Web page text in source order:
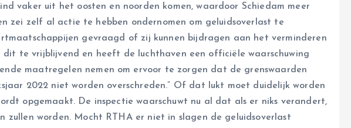
vaker uit het oosten en noorden komen, waardoor Schiedam meer
zei zelf al actie te hebben ondernomen om geluidsoverlast te
gevraagd of zij kunnen bijdragen aan het verminderen
te vrijblijvend en heeft de luchthaven een officiële waarschuwing
maatregelen nemen om ervoor te zorgen dat de grenswaarden
2022 niet worden overschreden.” Of dat lukt moet duidelijk worden
opgemaakt. De inspectie waarschuwt nu al dat als er niks verandert,
zullen worden. Mocht RTHA er niet in slagen de geluidsoverlast